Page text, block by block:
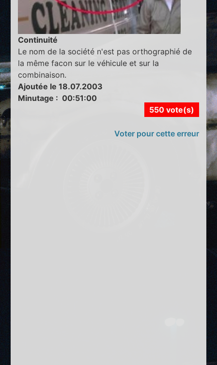
Continuité
Le nom de la société n'est pas orthographié de
la même facon sur le véhicule et sur la
combinaison.
Ajoutée le 18.07.2003
Minutage : 00:51:00
550 vote(s)
Voter pour cette erreur